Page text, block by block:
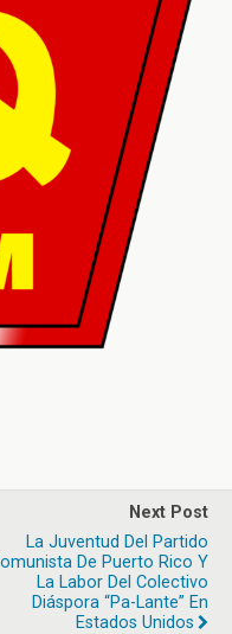
Next Post
La Juventud Del Partido
De Puerto Rico Y
La Labor Del Colectivo
Diáspora “Pa-Lante” En
Estados Unidos